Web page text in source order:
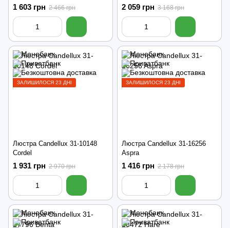
1 603 грн 2 466 грн 2 059 грн 3 168 грн
ЗАЛИШИЛОСЯ 23 ДНІ
Люстра Candellux 31-10148
Cordel
1 931 грн 2 970 грн
ЗАЛИШИЛОСЯ 23 ДНІ
Люстра Candellux 31-16256
Aspra
1 416 грн 2 178 грн